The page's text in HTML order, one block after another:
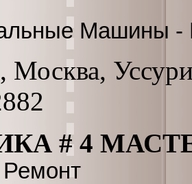
Машины -
Москва,
# 4